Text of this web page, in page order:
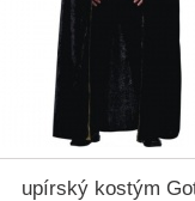
upírský kostým